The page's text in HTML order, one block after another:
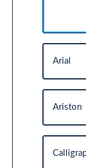
Arial
Ariston